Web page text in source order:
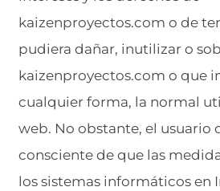
kaizenproyectos.com o de
pudiera dañar, inutilizar o
kaizenproyectos.com o que
cualquier forma, la normal
web. No obstante, el usuario
consciente de que las
los sistemas informáticos en